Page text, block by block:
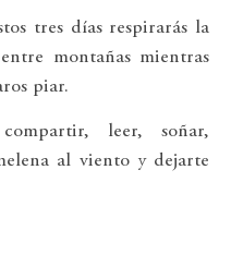
tres días respirarás la
montañas mientras
piar.
leer, soñar,
al viento y dejarte